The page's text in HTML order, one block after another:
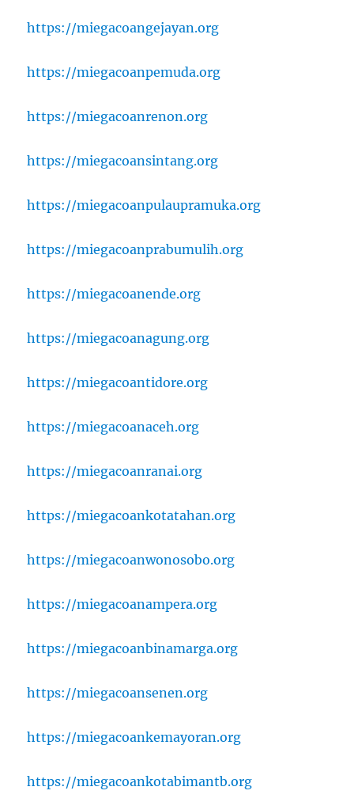
https://miegacoangejayan.org
https://miegacoanpemuda.org
https://miegacoanrenon.org
https://miegacoansintang.org
https://miegacoanpulaupramuka.org
https://miegacoanprabumulih.org
https://miegacoanende.org
https://miegacoanagung.org
https://miegacoantidore.org
https://miegacoanaceh.org
https://miegacoanranai.org
https://miegacoankotatahan.org
https://miegacoanwonosobo.org
https://miegacoanampera.org
https://miegacoanbinamarga.org
https://miegacoansenen.org
https://miegacoankemayoran.org
https://miegacoankotabimantb.org